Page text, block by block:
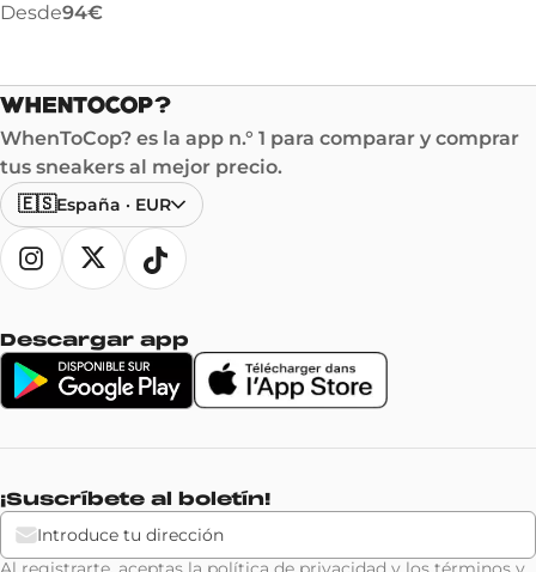
Desde94€
WhenToCop? es la app n.° 1 para comparar y comprar
tus sneakers al mejor precio.
🇪🇸España · EUR
Descargar app
¡Suscríbete al boletín!